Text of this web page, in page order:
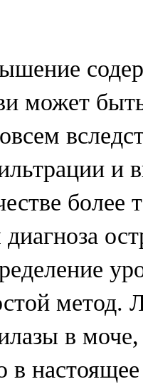
может
и
более
метод.
в